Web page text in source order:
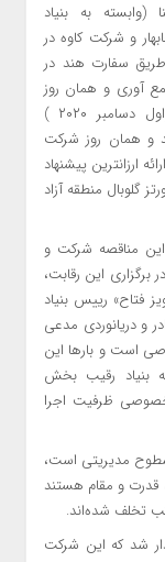
به بنیاد
و شرکت کاوه در
سفارت هند در
ماه سال جاری ( ۲۸ اکتبر ۲۰۲۰) جمع آوری و همان روز
برگه ارزیابی فنی گشوده شد. آذر ماه امسال (اول دسامبر ۲۰۲۰ )
و همان روز شرکت
ارزانترین پیشنهاد
گلوبال منطقه آزاد
مناقصه شرکت و
این رقابت،
فتاح» رییس بنیاد
و دریانوردی مدعی
است و بارها این
بنیاد رقیب بخش
ظرفیت اجرا
سطوح مدیریتی است‌،‌
قدرت و مقام هستند
تخلف شده‌اند.
شد که این شرکت